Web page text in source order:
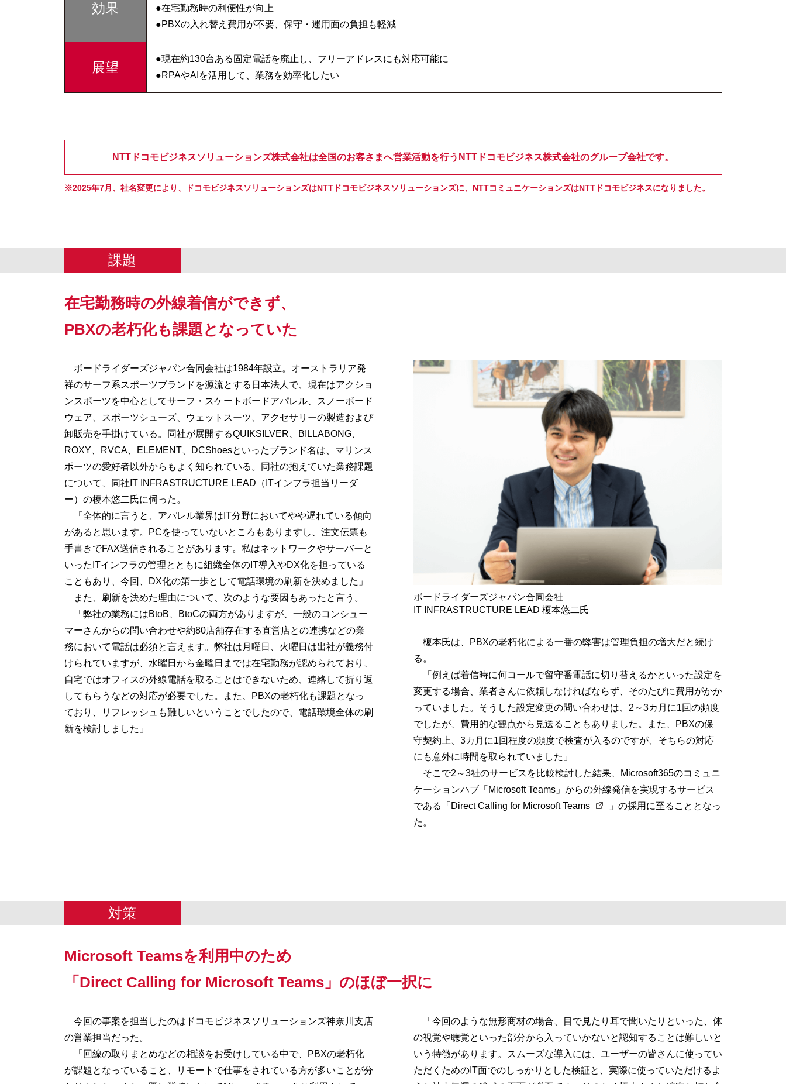
効果
●在宅勤務時の利便性が向上
●PBXの入れ替え費用が不要、保守・運用面の負担も軽減
展望
●現在約130台ある固定電話を廃止し、フリーアドレスにも対応可能に
●RPAやAIを活用して、業務を効率化したい
NTTドコモビジネスソリューションズ株式会社は全国のお客さまへ営業活動を行うNTTドコモビジネス株式会社のグループ会社です。
※2025年7月、社名変更により、ドコモビジネスソリューションズはNTTドコモビジネスソリューションズに、NTTコミュニケーションズはNTTドコモビジネスになりました。
課題
在宅勤務時の外線着信ができず、
PBXの老朽化も課題となっていた
ボードライダーズジャパン合同会社は1984年設立。オーストラリア発
祥のサーフ系スポーツブランドを源流とする日本法人で、現在はアクショ
ンスポーツを中心としてサーフ・スケートボードアパレル、スノーボード
ウェア、スポーツシューズ、ウェットスーツ、アクセサリーの製造および
卸販売を手掛けている。同社が展開するQUIKSILVER、BILLABONG、
ROXY、RVCA、ELEMENT、DCShoesといったブランド名は、マリンス
ポーツの愛好者以外からもよく知られている。同社の抱えていた業務課題
について、同社IT INFRASTRUCTURE LEAD（ITインフラ担当リーダ
ー）の榎本悠二氏に伺った。
「全体的に言うと、アパレル業界はIT分野においてやや遅れている傾向
があると思います。PCを使っていないところもありますし、注文伝票も
手書きでFAX送信されることがあります。私はネットワークやサーバーと
いったITインフラの管理とともに組織全体のIT導入やDX化を担っている
こともあり、今回、DX化の第一歩として電話環境の刷新を決めました」
また、刷新を決めた理由について、次のような要因もあったと言う。
「弊社の業務にはBtoB、BtoCの両方がありますが、一般のコンシュー
マーさんからの問い合わせや約80店舗存在する直営店との連携などの業
務において電話は必須と言えます。弊社は月曜日、火曜日は出社が義務付
けられていますが、水曜日から金曜日までは在宅勤務が認められており、
自宅ではオフィスの外線電話を取ることはできないため、連絡して折り返
してもらうなどの対応が必要でした。また、PBXの老朽化も課題となっ
ており、リフレッシュも難しいということでしたので、電話環境全体の刷
新を検討しました」
ボードライダーズジャパン合同会社
IT INFRASTRUCTURE LEAD 榎本悠二氏
榎本氏は、PBXの老朽化による一番の弊害は管理負担の増大だと続け
る。
「例えば着信時に何コールで留守番電話に切り替えるかといった設定を
変更する場合、業者さんに依頼しなければならず、そのたびに費用がかか
っていました。そうした設定変更の問い合わせは、2～3カ月に1回の頻度
でしたが、費用的な観点から見送ることもありました。また、PBXの保
守契約上、3カ月に1回程度の頻度で検査が入るのですが、そちらの対応
にも意外に時間を取られていました」
そこで2～3社のサービスを比較検討した結果、Microsoft365のコミュニ
ケーションハブ「Microsoft Teams」からの外線発信を実現するサービス
である「 Direct Calling for Microsoft Teams
」の採用に至ることとなっ
た。
対策
Microsoft Teamsを利用中のため
「Direct Calling for Microsoft Teams」のほぼ一択に
今回の事案を担当したのはドコモビジネスソリューションズ神奈川支店
の営業担当だった。
「回線の取りまとめなどの相談をお受けしている中で、PBXの老朽化
が課題となっていること、リモートで仕事をされている方が多いことが分
「今回のような無形商材の場合、目で見たり耳で聞いたりといった、体
の視覚や聴覚といった部分から入っていかないと認知することは難しいと
いう特徴があります。スムーズな導入には、ユーザーの皆さんに使ってい
ただくためのIT面でのしっかりとした検証と、実際に使っていただけるよ